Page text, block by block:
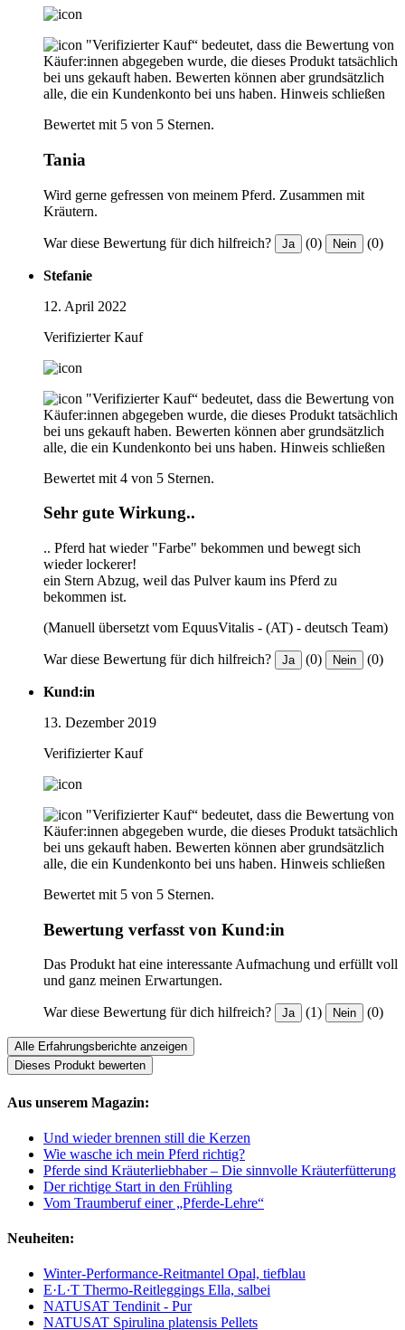
"Verifizierter Kauf“ bedeutet, dass die Bewertung von
Käufer:innen abgegeben wurde, die dieses Produkt tatsächlich
bei uns gekauft haben. Bewerten können aber grundsätzlich
alle, die ein Kundenkonto bei uns haben. Hinweis schließen
Bewertet mit 5 von 5 Sternen.
Tania
Wird gerne gefressen von meinem Pferd. Zusammen mit
Kräutern.
War diese Bewertung für dich hilfreich? Ja (0) Nein (0)
Stefanie
12. April 2022
Verifizierter Kauf
"Verifizierter Kauf“ bedeutet, dass die Bewertung von
Käufer:innen abgegeben wurde, die dieses Produkt tatsächlich
bei uns gekauft haben. Bewerten können aber grundsätzlich
alle, die ein Kundenkonto bei uns haben. Hinweis schließen
Bewertet mit 4 von 5 Sternen.
Sehr gute Wirkung..
.. Pferd hat wieder "Farbe" bekommen und bewegt sich
wieder lockerer!
ein Stern Abzug, weil das Pulver kaum ins Pferd zu
bekommen ist.
(Manuell übersetzt vom EquusVitalis - (AT) - deutsch Team)
War diese Bewertung für dich hilfreich? Ja (0) Nein (0)
Kund:in
13. Dezember 2019
Verifizierter Kauf
"Verifizierter Kauf“ bedeutet, dass die Bewertung von
Käufer:innen abgegeben wurde, die dieses Produkt tatsächlich
bei uns gekauft haben. Bewerten können aber grundsätzlich
alle, die ein Kundenkonto bei uns haben. Hinweis schließen
Bewertet mit 5 von 5 Sternen.
Bewertung verfasst von Kund:in
Das Produkt hat eine interessante Aufmachung und erfüllt voll
und ganz meinen Erwartungen.
War diese Bewertung für dich hilfreich? Ja (1) Nein (0)
Alle Erfahrungsberichte anzeigen
Dieses Produkt bewerten
Aus unserem Magazin:
Und wieder brennen still die Kerzen
Wie wasche ich mein Pferd richtig?
Pferde sind Kräuterliebhaber – Die sinnvolle Kräuterfütterung
Der richtige Start in den Frühling
Vom Traumberuf einer „Pferde-Lehre“
Neuheiten:
Winter-Performance-Reitmantel Opal, tiefblau
E·L·T Thermo-Reitleggings Ella, salbei
NATUSAT Tendinit - Pur
NATUSAT Spirulina platensis Pellets